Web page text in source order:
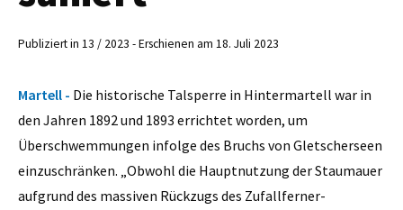
Publiziert in 13 / 2023 - Erschienen am 18. Juli 2023
Martell - Die historische Talsperre in Hintermartell war in
den Jahren 1892 und 1893 errichtet worden, um
Überschwemmungen infolge des Bruchs von Gletscherseen
einzuschränken. „Obwohl die Hauptnutzung der Staumauer
aufgrund des massiven Rückzugs des Zufallferner-